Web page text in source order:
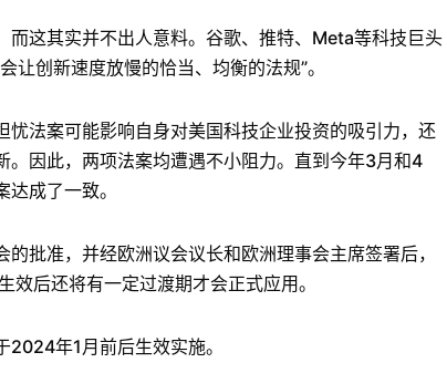
这其实并不出人意料。谷歌、推特、Meta等科技巨头
创新速度放慢的恰当、均衡的法规”。
法案可能影响自身对美国科技企业投资的吸引力，还
因此，两项法案均遭遇不小阻力。直到今年3月和4
成了一致。
准，并经欧洲议会议长和欧洲理事会主席签署后，
后还将有一定过渡期才会正式应用。
年1月前后生效实施。